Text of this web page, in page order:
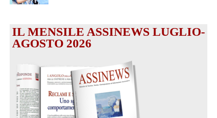
IL MENSILE ASSINEWS LUGLIO-
AGOSTO 2026